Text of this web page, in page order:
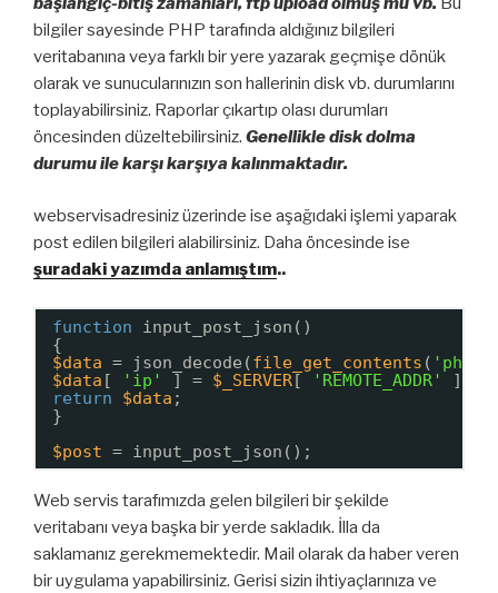
bilgiler sayesinde PHP tarafında aldığınız bilgileri
veritabanına veya farklı bir yere yazarak geçmişe dönük
olarak ve sunucularınızın son hallerinin disk vb. durumlarını
toplayabilirsiniz. Raporlar çıkartıp olası durumları
öncesinden düzeltebilirsiniz. Genellikle disk dolma
durumu ile karşı karşıya kalınmaktadır.
webservisadresiniz üzerinde ise aşağıdaki işlemi yaparak
post edilen bilgileri alabilirsiniz. Daha öncesinde ise
şuradaki yazımda anlamıştım..
function
input_post_json()
{
$data = json_decode(file_get_contents (
$data [ 'ip' ] = $_SERVER[ 'REMOTE_ADDR'
];
return
$data ;
}
$post = input_post_json();
Web servis tarafımızda gelen bilgileri bir şekilde
veritabanı veya başka bir yerde sakladık. İlla da
saklamanız gerekmemektedir. Mail olarak da haber veren
bir uygulama yapabilirsiniz. Gerisi sizin ihtiyaçlarınıza ve